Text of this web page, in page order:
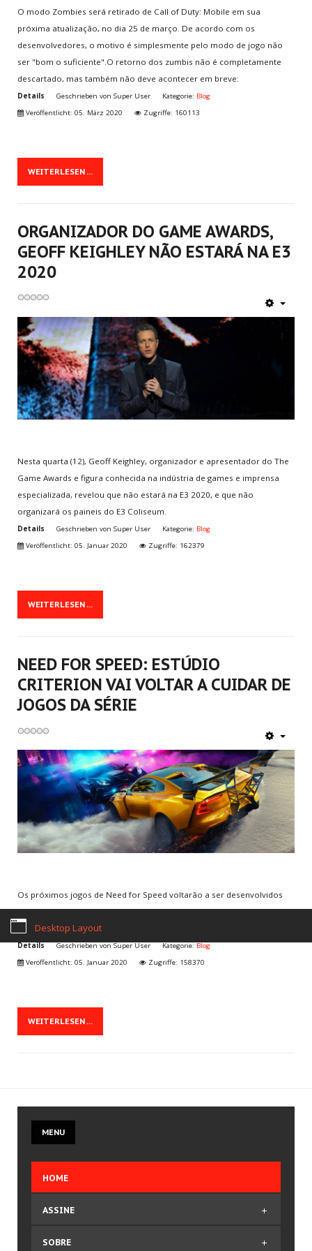
O modo Zombies será retirado de Call of Duty: Mobile em sua
próxima atualização, no dia 25 de março. De acordo com os
desenvolvedores, o motivo é simplesmente pelo modo de jogo não
ser "bom o suficiente".O retorno dos zumbis não é completamente
descartado, mas também não deve acontecer em breve:
Details Geschrieben von Super User Kategorie: Blog
Veröffentlicht: 05. März 2020
Zugriffe: 160113
WEITERLESEN ...
ORGANIZADOR DO GAME AWARDS,
GEOFF KEIGHLEY NÃO ESTARÁ NA E3
2020
Nesta quarta (12), Geoff Keighley, organizador e apresentador do The
Game Awards e figura conhecida na indústria de games e imprensa
especializada, revelou que não estará na E3 2020, e que não
organizará os paineis do E3 Coliseum.
Details Geschrieben von Super User Kategorie: Blog
Veröffentlicht: 05. Januar 2020
Zugriffe: 162379
WEITERLESEN ...
NEED FOR SPEED: ESTÚDIO
CRITERION VAI VOLTAR A CUIDAR DE
JOGOS DA SÉRIE
Os próximos jogos de Need for Speed voltarão a ser desenvolvidos
pela Criterion, estúdio conhecido pela série Burnout e que já
trabalhou com NFS no passado.
Details Geschrieben vonSuper User Kategorie:Blog
Veröffentlicht: 05. Januar 2020
Zugriffe: 158370
WEITERLESEN ...
MENU
HOME
ASSINE
Comprar Plano
SOBRE
NOVOSGAMES
Super Mario Bros.
V0.8 Super Smash Flash 2
Tennis
Table Soccer
TERMOSLEGAIS
Política de Privacidade
Informação aos Pais
Política de Cookies
Todos os Termos
MAISJOGADOS
World Cup Penalty
Tennis
Call of Duty 2
MENUDO USUÁRIO
Assinar Plano
Cadastre-se
Lembrete de Senha
Lembrete de Usuário
Home Termos Legais Sobre nós Notícias
Games
Email de Suporte:
Copyright © 2026. RSC Games. Desenvolvimento by JKAsites
Desktop Layout